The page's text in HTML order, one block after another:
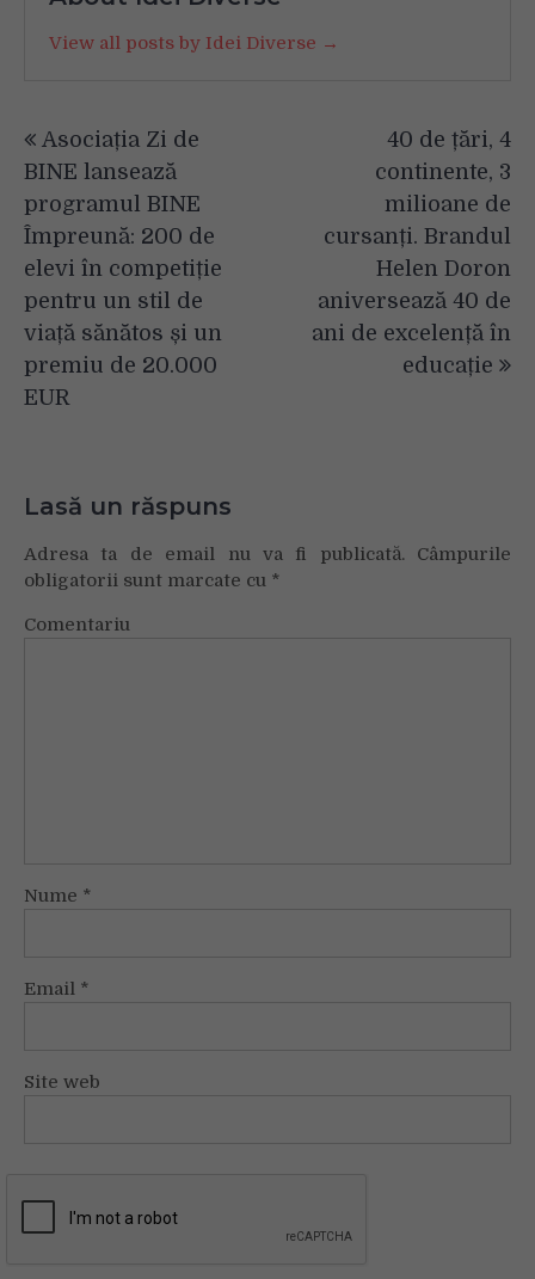
View all posts by Idei Diverse →
în
articole
Asociația Zi de
BINE lansează
programul BINE
Împreună: 200 de
elevi în competiție
pentru un stil de
viață sănătos și un
premiu de 20.000
EUR
40 de țări, 4
continente, 3
milioane de
cursanți. Brandul
Helen Doron
aniversează 40 de
ani de excelență în
educație
Lasă un răspuns
Adresa ta de email nu va fi publicată.Câmpurile
obligatorii sunt marcate cu *
Comentariu
Nume *
Email *
Site web